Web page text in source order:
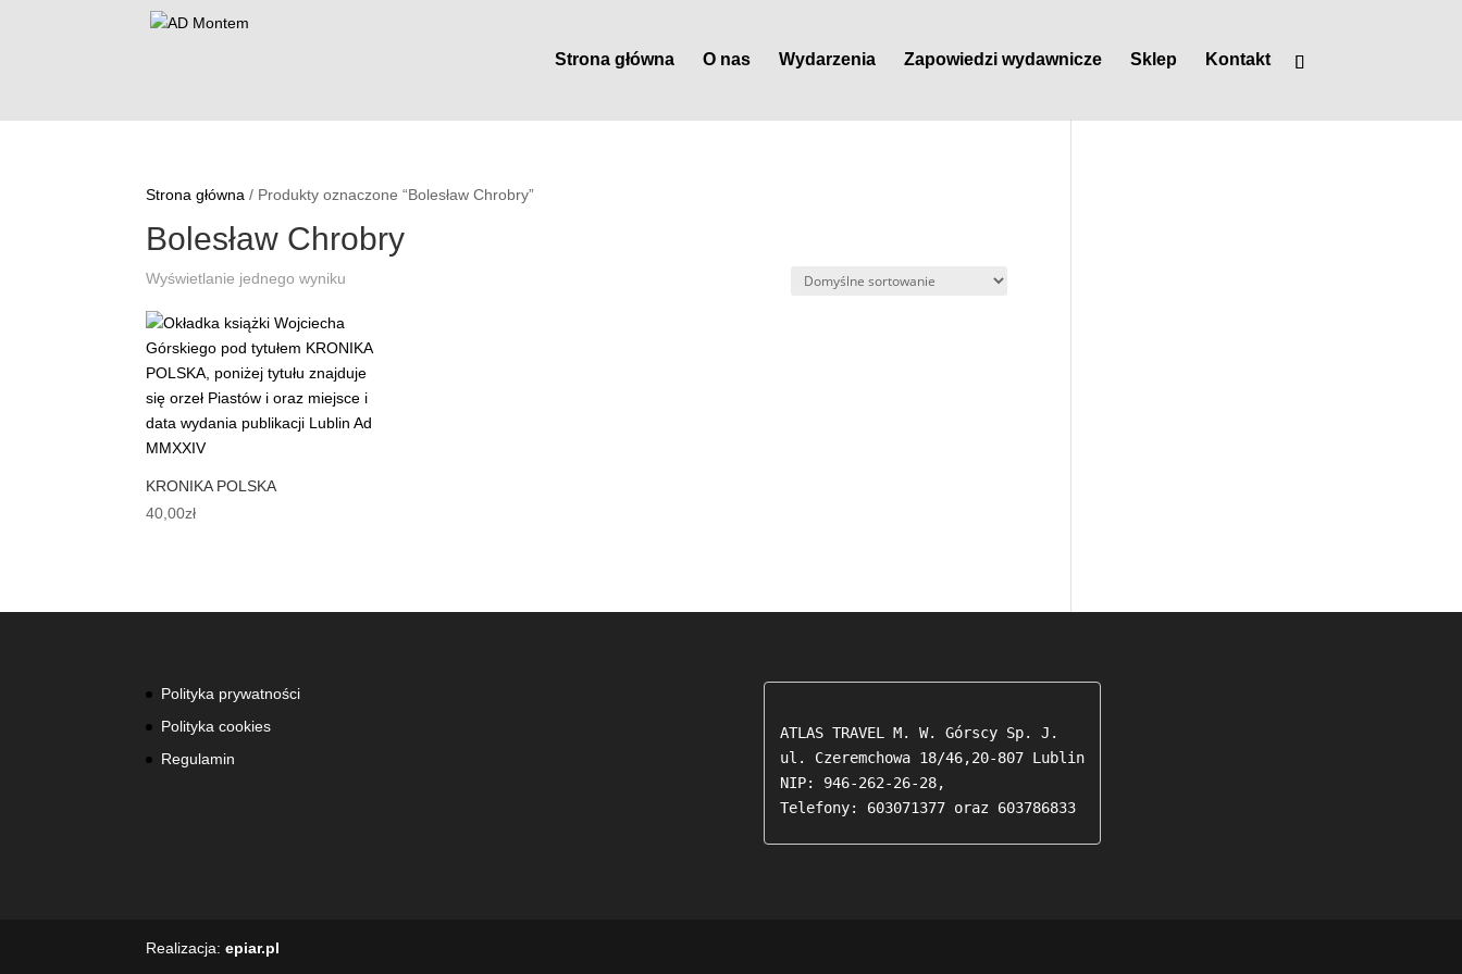
Strona główna O nas Wydarzenia Zapowiedzi wydawnicze Sklep Kontakt
Strona główna / Produkty oznaczone “Bolesław Chrobry”
Bolesław Chrobry
Wyświetlanie jednego wyniku
KRONIKA POLSKA
40,00zł
Polityka prywatności
Polityka cookies
Regulamin
ATLAS TRAVEL M. W. Górscy Sp. J.
ul. Czeremchowa 18/46,20-807 Lublin
NIP: 946-262-26-28,
Telefony: 603071377 oraz 603786833
Realizacja:epiar.pl